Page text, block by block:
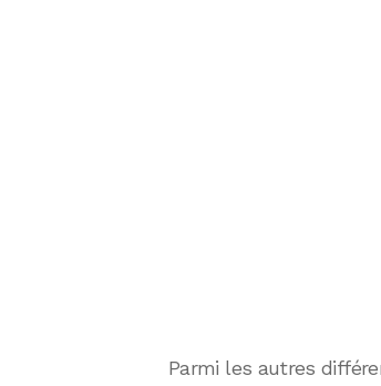
Parmi les autres